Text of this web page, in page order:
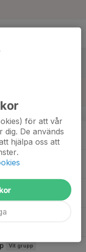
grupp
Grön grupp
Vit grupp
för att vår
De används
hjälpa oss att